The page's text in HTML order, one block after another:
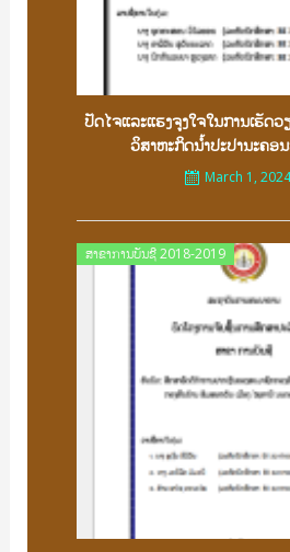
ປັດໄຈແລະແຮງຈູງໃຈໃນການເຮັດ
ວິສາຫະກິດນໍ້າປະປານະຄອ
March 1, 2024
ສາຂາການບັນຊີ 2018-2019
Posted
on